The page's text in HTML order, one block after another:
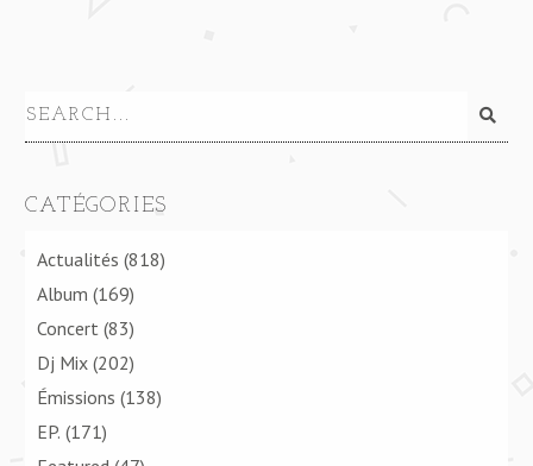
CATÉGORIES
Actualités (818)
Album (169)
Concert (83)
Dj Mix (202)
Émissions (138)
EP. (171)